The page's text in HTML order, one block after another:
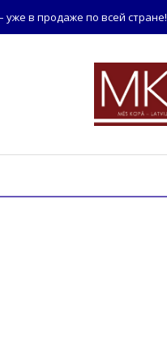
в продаже по всей стране!